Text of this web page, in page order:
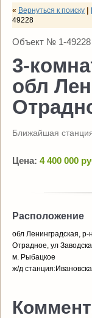
« Вернуться к поиску
49228
Объект № 1-49228
3-
обл
Ближайшая
Цена: 4 400 000
Расположение
обл Ленинградская, р-
Отрадное, ул
м. Рыбацкое
ж/д